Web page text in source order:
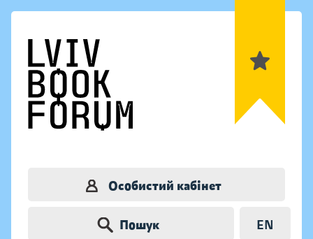
Особистий кабінет
Пошук EN